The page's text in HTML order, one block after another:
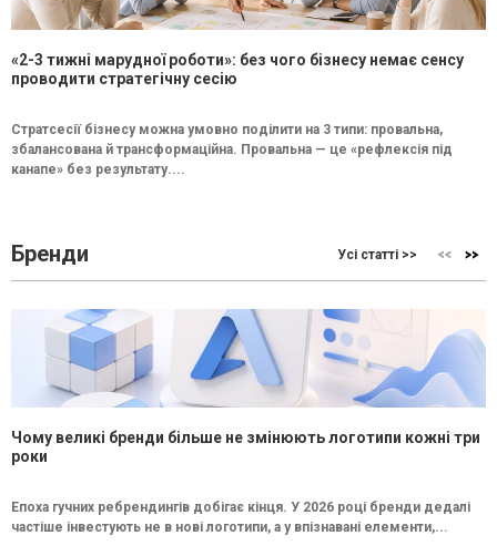
«2-3 тижні марудної роботи»: без чого бізнесу немає сенсу
проводити стратегічну сесію
Стратсесії бізнесу можна умовно поділити на 3 типи: провальна,
збалансована й трансформаційна. Провальна — це «рефлексія під
канапе» без результату....
Бренди Усі статті >>
Чому великі бренди більше не змінюють логотипи кожні три
роки
Епоха гучних ребрендингів добігає кінця. У 2026 році бренди дедалі
частіше інвестують не в нові логотипи, а у впізнавані елементи,...